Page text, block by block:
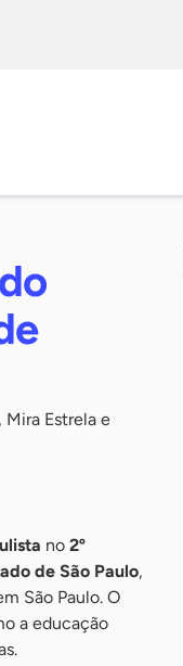
Estrela e
no 2º
de São Paulo,
São Paulo. O
a educação